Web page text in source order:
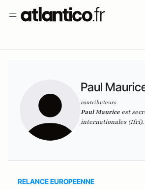
Paul
contributeurs
Paul Maurice est
internationales (Ifri).
RELANCE EUROPEENNE